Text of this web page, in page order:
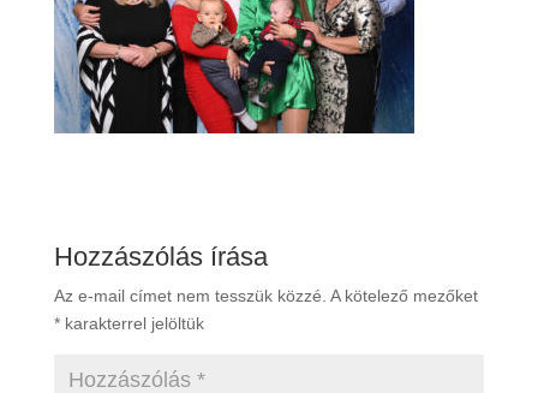
Hozzászólás írása
Az e-mail címet nem tesszük közzé. A kötelező mezőket
*karakterrel jelöltük